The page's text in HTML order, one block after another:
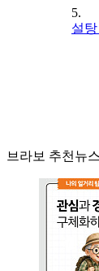
5.
설
브라보 추천뉴스